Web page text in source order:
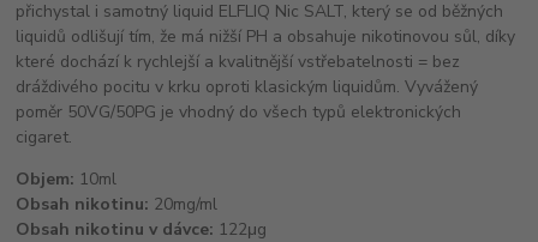
přichystal i samotný liquid ELFLIQ Nic SALT, který se od běžných
liquidů odlišují tím, že má nižší PH a obsahuje nikotinovou sůl, díky
které dochází k rychlejší a kvalitnější vstřebatelnosti = bez
dráždivého pocitu v krku oproti klasickým liquidům. Vyvážený
poměr 50VG/50PG je vhodný do všech typů elektronických
cigaret.
Objem: 10ml
Obsah nikotinu: 20mg/ml
Obsah nikotinu v dávce: 122μg